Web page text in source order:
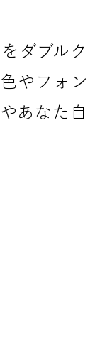
ダブルク
やフォン
あなた自